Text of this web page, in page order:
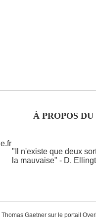
À PROPOS
"Il n'existe que deux
la mauvaise" - D.
Thomas Gaetner sur le portail